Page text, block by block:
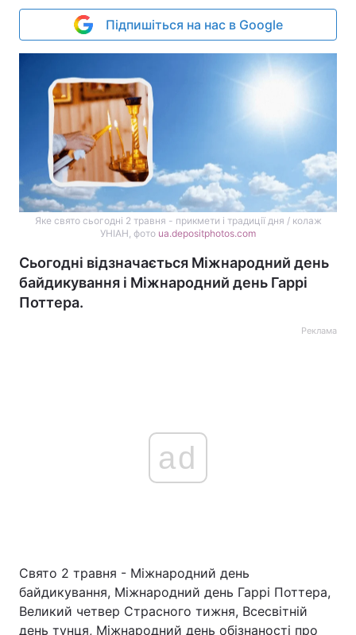
Підпишіться на нас в Google
Яке свято сьогодні 2 травня - прикмети і традиції дня / колаж
УНІАН, фото ua.depositphotos.com
Сьогодні відзначається Міжнародний день
байдикування і Міжнародний день Гаррі
Поттера.
Реклама
ad
Свято 2 травня - Міжнародний день
байдикування, Міжнародний день Гаррі Поттера,
Великий четвер Страсного тижня, Всесвітній
день тунця, Міжнародний день обізнаності про